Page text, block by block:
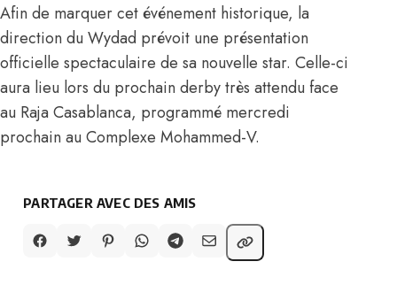
Afin de marquer cet événement historique, la
direction du Wydad prévoit une présentation
officielle spectaculaire de sa nouvelle star. Celle-ci
aura lieu lors du prochain derby très attendu face
au Raja Casablanca, programmé mercredi
prochain au Complexe Mohammed-V.
PARTAGER AVEC DES AMIS